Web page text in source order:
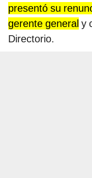
presentó su
gerente general y
Directorio.